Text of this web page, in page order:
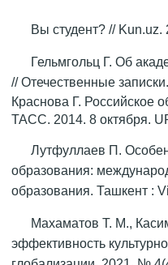
Вы студент? //
Гельмгольц Г. Об
// Отечественные
Краснова Г. Российское
ТАСС. 2014. 8 октября.
Лутфуллаев П.
образования:
образования. Ташкент :
Махаматов Т. М.,
эффективность